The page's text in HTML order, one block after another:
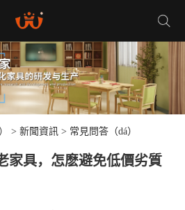
> 新聞資訊 > 常見問答（dá）
家具，怎麽避免低價劣質